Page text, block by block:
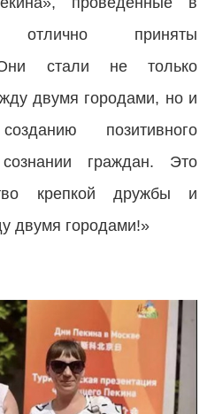
приняты
Они стали не только
двумя городами, но и
позитивного
граждан. Это
крепкой дружбы и
двумя городами!»